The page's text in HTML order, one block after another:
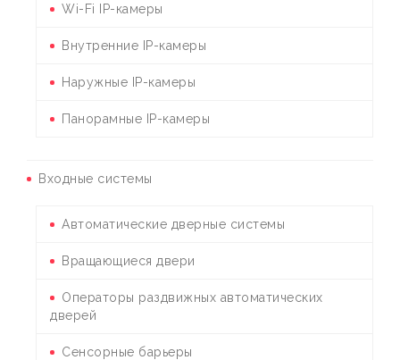
Wi-Fi IP-камеры
Внутренние IP-камеры
Наружные IP-камеры
Панорамные IP-камеры
Входные системы
Автоматические дверные системы
Вращающиеся двери
Операторы раздвижных автоматических
дверей
Сенсорные барьеры